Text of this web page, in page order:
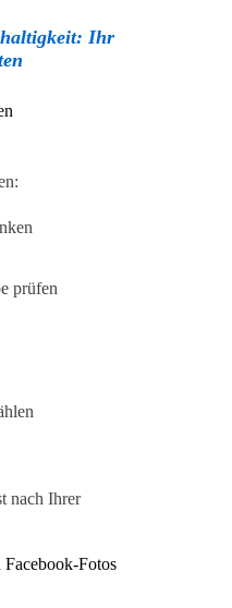
Ihr
prüfen
nach Ihrer
Fotos